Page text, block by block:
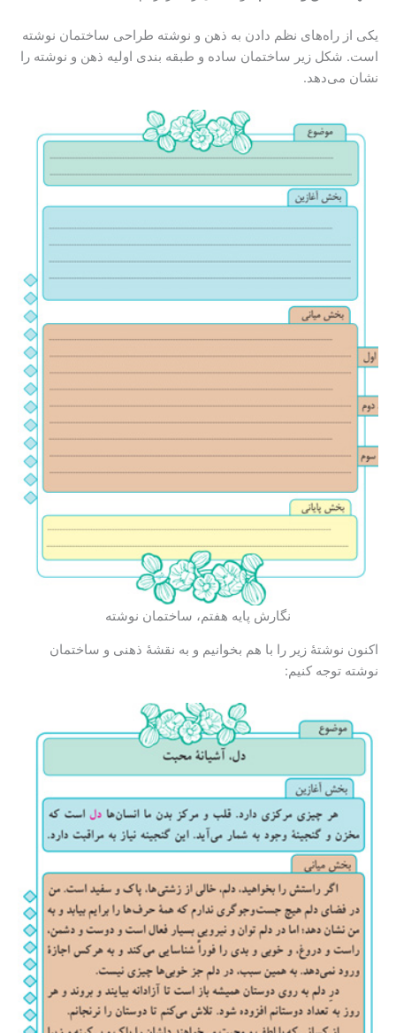
یکی از راه‌های نظم دادن به ذهن و نوشته طراحی ساختمان نوشته
است. شکل زیر ساختمان ساده و طبقه بندی اولیه ذهن و نوشته را
نشان می‌دهد.
نگارش پایه هفتم، ساختمان نوشته
اکنون نوشتۀ زیر را با هم بخوانیم و به نقشۀ ذهنی و ساختمان
نوشته توجه کنیم: